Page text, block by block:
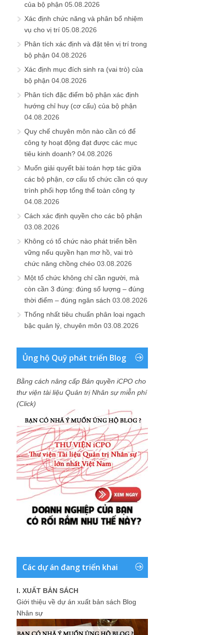
của bộ phận 05.08.2026
Xác định chức năng và phân bổ nhiệm
vụ cho vị trí 05.08.2026
Phân tích xác định và đặt tên vị trí trong
bộ phận 04.08.2026
Xác định mục đích sinh ra (vai trò) của
bộ phận 04.08.2026
Phân tích đặc điểm bộ phận xác định
hướng chỉ huy (cơ cấu) của bộ phận
04.08.2026
Quy chế chuyên môn nào cần có để
công ty hoạt động đạt được các mục
tiêu kinh doanh? 04.08.2026
Muốn giải quyết bài toán hợp tác giữa
các bộ phận, cơ cấu tổ chức cần có quy
trình phối hợp tổng thể toàn công ty
04.08.2026
Cách xác định quyền cho các bộ phận
03.08.2026
Không có tổ chức nào phát triển bền
vững nếu quyền hạn mơ hồ, vai trò
chức năng chồng chéo 03.08.2026
Một tổ chức không chỉ cần người, mà
còn cần 3 đúng: đúng số lượng – đúng
thời điểm – đúng ngân sách 03.08.2026
Thống nhất tiêu chuẩn phân loại ngạch
bậc quản lý, chuyên môn 03.08.2026
Ủng hộ Quỹ phát triển Blog
Bằng cách nâng cấp Bản quyền iCPO cho
thư viện tài liệu Quản trị Nhân sự miễn phí
(Click)
Các dự án đang triển khai
I. XUẤT BẢN SÁCH
Giới thiệu về dự án xuất bản sách Blog
Nhân sự